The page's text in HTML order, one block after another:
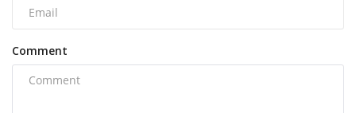
Comment